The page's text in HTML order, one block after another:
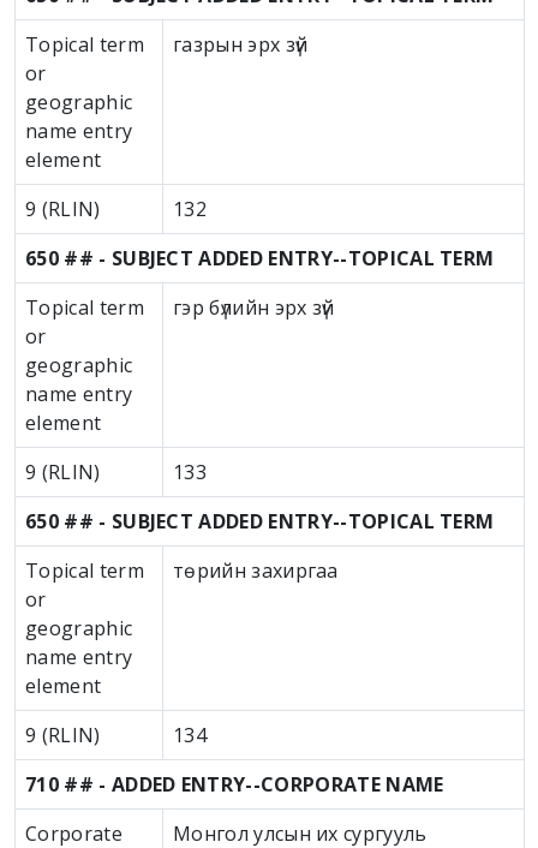
Topical term
or
geographic
name entry
element
газрын эрх зүй
9 (RLIN)
132
650 ## - SUBJECT ADDED ENTRY--TOPICAL TERM
Topical term
or
geographic
name entry
element
гэр бүлийн эрх зүй
9 (RLIN)
133
650 ## - SUBJECT ADDED ENTRY--TOPICAL TERM
Topical term
or
geographic
name entry
element
төрийн захиргаа
9 (RLIN)
134
710 ## - ADDED ENTRY--CORPORATE NAME
Corporate
Монгол улсын их сургууль